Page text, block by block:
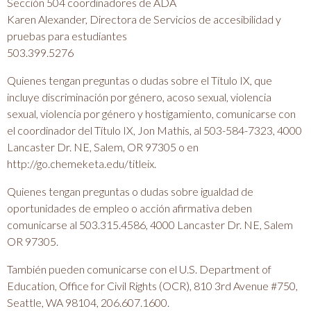
Karen Alexander, Directora de Servicios de accesibilidad y
pruebas para estudiantes
503.399.5276
Quienes tengan preguntas o dudas sobre el Título IX, que
incluye discriminación por género, acoso sexual, violencia
sexual, violencia por género y hostigamiento, comunicarse con
el coordinador del Título IX, Jon Mathis, al 503-584-7323, 4000
Lancaster Dr. NE, Salem, OR 97305 o en
http://go.chemeketa.edu/titleix.
Quienes tengan preguntas o dudas sobre igualdad de
oportunidades de empleo o acción afirmativa deben
comunicarse al 503.315.4586, 4000 Lancaster Dr. NE, Salem
OR 97305.
También pueden comunicarse con el U.S. Department of
Education, Office for Civil Rights (OCR), 810 3rd Avenue #750,
Seattle, WA 98104, 206.607.1600.